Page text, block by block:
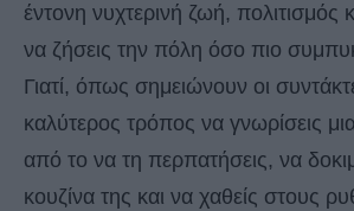
έντονη νυχτερινή ζωή, πολιτισμός
να ζήσεις την πόλη όσο πιο
Γιατί, όπως σημειώνουν οι
καλύτερος τρόπος να γνωρίσεις
από το να τη περπατήσεις, να
κουζίνα της και να χαθείς στους